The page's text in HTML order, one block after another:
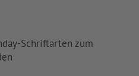
Schriftarten zum